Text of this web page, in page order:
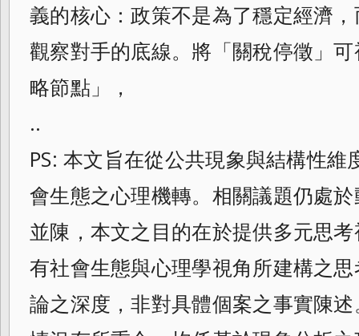
義的核心：政策不是為了穩定經濟
觀察對手的底線。將「關稅停徵」
略節點」，
..
PS: 本文旨在從公共現象與結構性
會生態之心理機轉。相關議題仍處
並陳，本文之目的在於提供多元思
有社會生態與心理學視角所建構之
論之深度，非對具體個案之事實陳